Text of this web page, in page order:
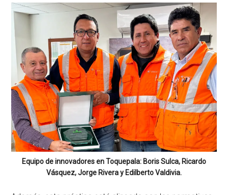
Equipo de innovadores en Toquepala: Boris Sulca, Ricardo
Vásquez, Jorge Rivera y Edilberto Valdivia.